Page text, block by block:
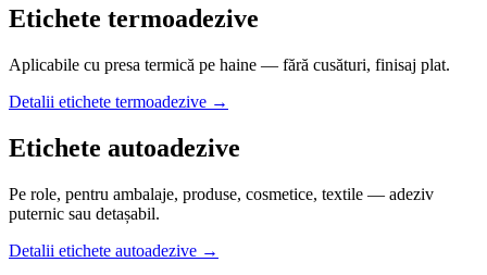
Etichete termoadezive
Aplicabile cu presa termică pe haine — fără cusături, finisaj plat.
Detalii etichete termoadezive →
Etichete autoadezive
Pe role, pentru ambalaje, produse, cosmetice, textile — adeziv
puternic sau detașabil.
Detalii etichete autoadezive →